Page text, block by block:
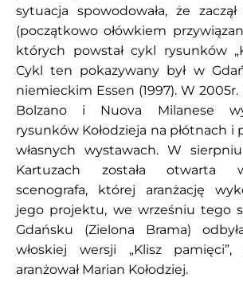
sytuacja spowodowała, że
(początkowo ołówkiem
których powstał cykl rysunków
Cykl ten pokazywany był w
niemieckim Essen (1997). W
Bolzano i Nuova Milanese
rysunków Kołodzieja na płótnach i
własnych wystawach. W
Kartuzach została otwarta
scenografa, której aranżację
jego projektu, we wrześniu tego
Gdańsku (Zielona Brama)
włoskiej wersji „Klisz
aranżował Marian Kołodziej.